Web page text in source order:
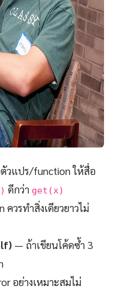
วแปร/function ให้สื่อ
ดีกว่า get(x)
วรทำสิ่งเดียวยาวไม่
— ถ้าเขียนโค้ดซ้ำ 3
อย่างเหมาะสมไม่